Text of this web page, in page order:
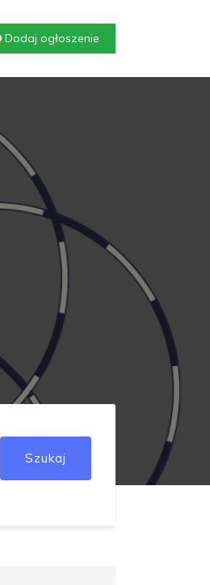
Dodaj ogłoszenie
Szukaj